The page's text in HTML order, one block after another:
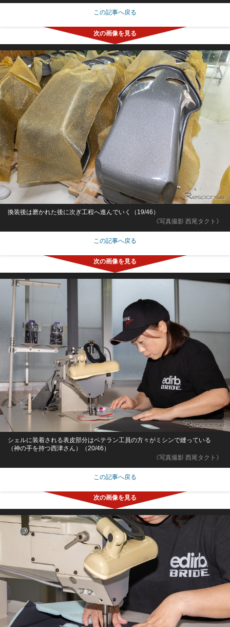
この記事へ戻る
《写真撮影 西尾タクト》
換装後は磨かれた後に次ぎ工程へ進んでいく（19/46）
この記事へ戻る
《写真撮影 西尾タクト》
シェルに装着される表皮部分はベテラン工員の方々がミシンで縫っている
（神の手を持つ西津さん）（20/46）
この記事へ戻る